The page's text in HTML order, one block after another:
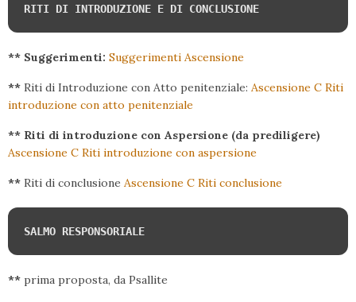
RITI DI INTRODUZIONE E DI CONCLUSIONE
** Suggerimenti: Suggerimenti Ascensione
** Riti di Introduzione con Atto penitenziale: Ascensione C Riti
introduzione con atto penitenziale
** Riti di introduzione con Aspersione (da prediligere)
Ascensione C Riti introduzione con aspersione
** Riti di conclusione Ascensione C Riti conclusione
SALMO RESPONSORIALE
** prima proposta, da Psallite